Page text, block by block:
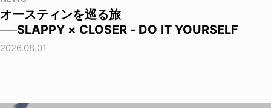
オースティンを巡る旅
──SLAPPY × CLOSER - DO IT YOURSELF
2026.08.01